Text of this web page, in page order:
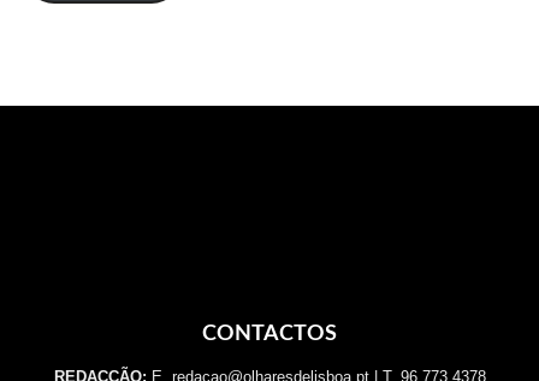
CONTACTOS
REDACÇÃO: E. redacao@olharesdelisboa.pt | T. 96 773 4378